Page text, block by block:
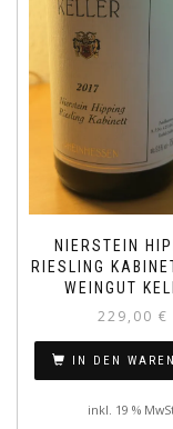
NIERSTEIN
RIESLING
WEINGUT
229,00 €
IN DEN
inkl. 19 %